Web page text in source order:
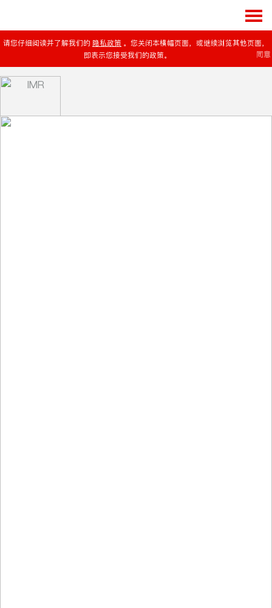
请您仔细阅读并了解我们的 隐私政策 。您关闭本横幅页面，或继续浏览其他页面，
即表示您接受我们的政策。
同意